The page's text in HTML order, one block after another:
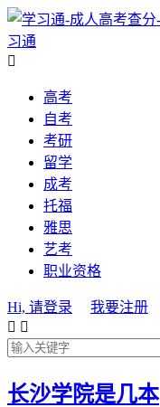
习通

高考
自考
考研
留学
成考
托福
雅思
艺考
职业资格
Hi, 请登录 我要注册
 
长沙学院是几本